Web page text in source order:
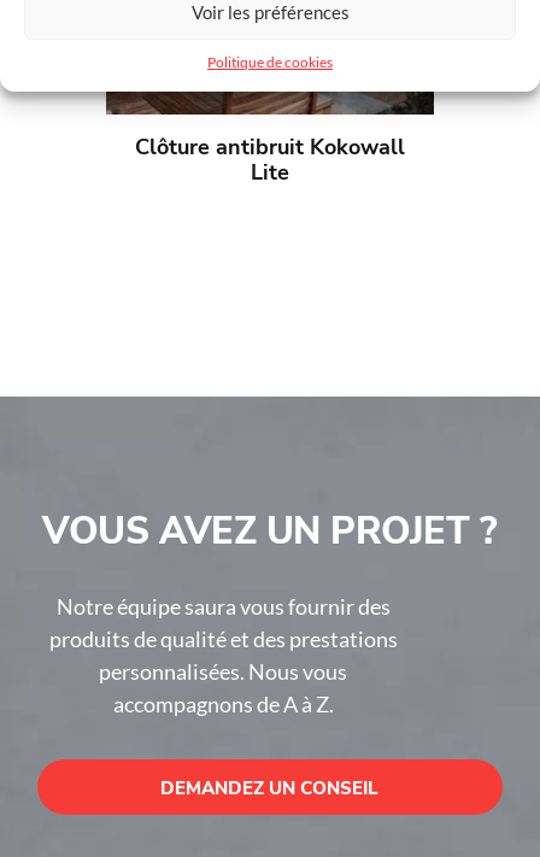
Voir les préférences
Politique de cookies
Thermolaqué
5 ans
Dimensions
Écran de Anti-bruit Noise-
Reducer L249xH200cm Écran
de Anti-bruit Noise-Reducer
Antri-buit Noise-Reducer
L249xH125cm Écran de
L249xH150cm Par ailleurs,
tout est disponible sur
mesure
Clôture antibruit Kokowall
Lite
VOUS AVEZ UN PROJET ?
Notre équipe saura vous fournir des
produits de qualité et des prestations
personnalisées. Nous vous
accompagnons de A à Z.
DEMANDEZ UN CONSEIL